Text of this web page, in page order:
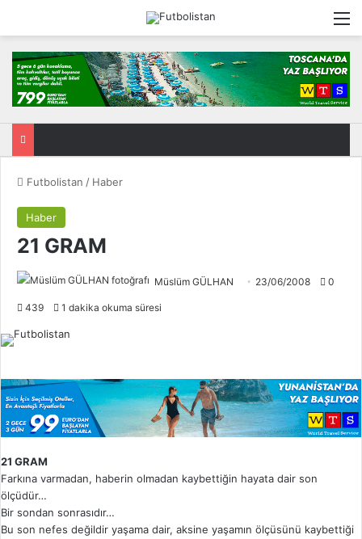
Futbolistan / Haber
Haber
21 GRAM
Müslüm GÜLHAN 23/06/2008 0
439 1 dakika okuma süresi
21 GRAM
Farkına varmadan, haberin olmadan kaybettiğin hayata dair son
ölçüdür…
Bir sondan sonrasıdır…
Bu son nefes değildir yaşama dair, aksine yaşamın ölçüsünü kaybettiği